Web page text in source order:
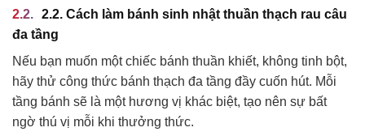
2.2. Cách làm bánh sinh nhật thuần thạch rau câu
đa tầng
Nếu bạn muốn một chiếc bánh thuần khiết, không tinh bột,
hãy thử công thức bánh thạch đa tầng đầy cuốn hút. Mỗi
tầng bánh sẽ là một hương vị khác biệt, tạo nên sự bất
ngờ thú vị mỗi khi thưởng thức.